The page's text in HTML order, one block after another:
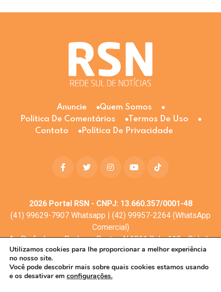
Anuncie
Quem Somos
Política De Comentários
Termos De Uso
Contato
Política De Privacidade
2026Portal RSN - CNPJ: 13.660.357/0001-48
(41) 99629-7907 Whatsapp | (42) 99957-2264 (WhatsApp
Comercial)
Av. Profa. Laura Pacheco Bastos N:1011 Sala: 112 - Cidade
dos Lagos, Guarapuava - PR, 85053-525
© Todos os direitos reservados
Utilizamos cookies para lhe proporcionar a melhor experiência
no nosso site.
Você pode descobrir mais sobre quais cookies estamos usando
e os desativar em configurações.